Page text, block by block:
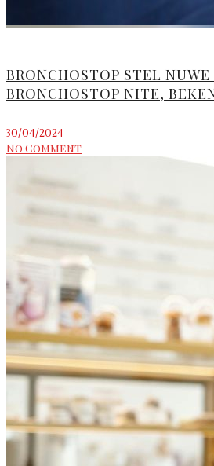
BRONCHOSTOP STEL NUWE
BRONCHOSTOP NITE,
30/04/2024
No Comment